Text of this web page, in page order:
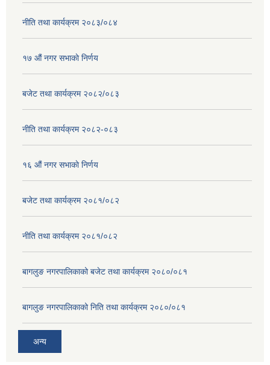
नीति तथा कार्यक्रम २०८३/०८४
१७ ‌‍औं नगर सभाकाे निर्णय
बजेट तथा कार्यक्रम २०८२/०८३
नीति तथा कार्यक्रम २०८२-०८३
१६ ‌औं नगर सभाकाे निर्णय
बजेट तथा कार्यक्रम २०८१/०८२
नीति तथा कार्यक्रम २०८१/०८२
बागलुङ नगरपालिकाको बजेट तथा कार्यक्रम २०८०/०८१
बागलुङ नगरपालिकाको निति तथा कार्यक्रम २०८०/०८१
अन्य